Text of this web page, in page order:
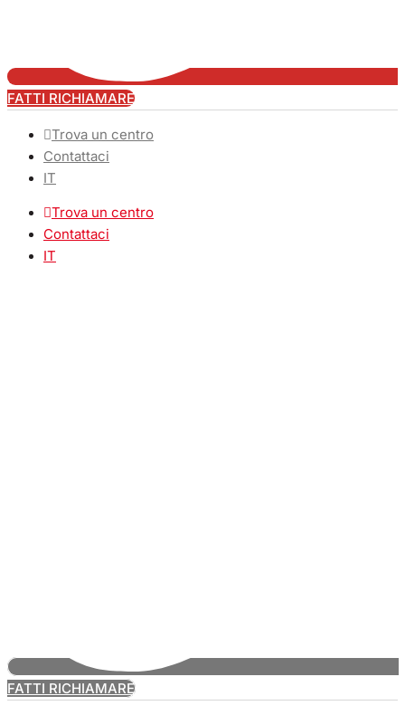
FATTI RICHIAMARE
Trova un centro
Contattaci
IT
Trova un centro
Contattaci
IT
FATTI RICHIAMARE